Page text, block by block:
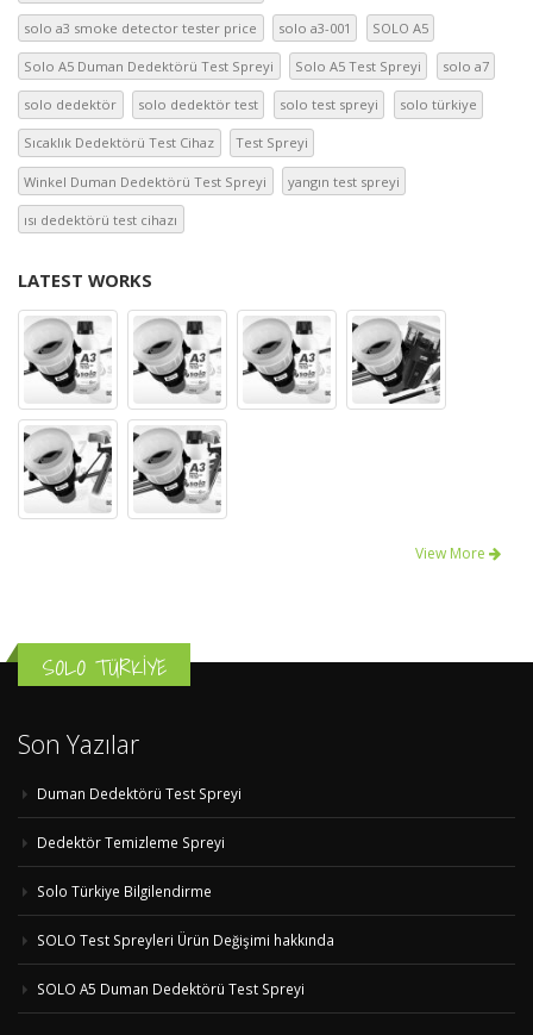
solo a3 smoke detector tester price solo a3-001 SOLO A5
Solo A5 Duman Dedektörü Test Spreyi Solo A5 Test Spreyi solo a7
solo dedektör solo dedektör test solo test spreyi solo türkiye
Sıcaklık Dedektörü Test Cihaz Test Spreyi
Winkel Duman Dedektörü Test Spreyi yangın test spreyi
ısı dedektörü test cihazı
LATEST WORKS
View More
SOLO TÜRKİYE
Son Yazılar
Duman Dedektörü Test Spreyi
Dedektör Temizleme Spreyi
Solo Türkiye Bilgilendirme
SOLO Test Spreyleri Ürün Değişimi hakkında
SOLO A5 Duman Dedektörü Test Spreyi